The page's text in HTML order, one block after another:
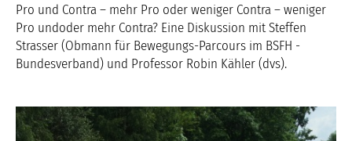
Pro und Contra – mehr Pro oder weniger Contra – weniger
Pro undoder mehr Contra? Eine Diskussion mit Steffen
Strasser (Obmann für Bewegungs-Parcours im BSFH -
Bundesverband) und Professor Robin Kähler (dvs).